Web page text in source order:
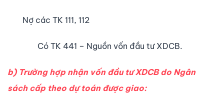
Nợ các TK 111, 112
Có TK 441 – Nguồn vốn đầu tư XDCB.
b) Trường hợp nhận vốn đầu tư XDCB do Ngân
sách cấp theo dự toán được giao: